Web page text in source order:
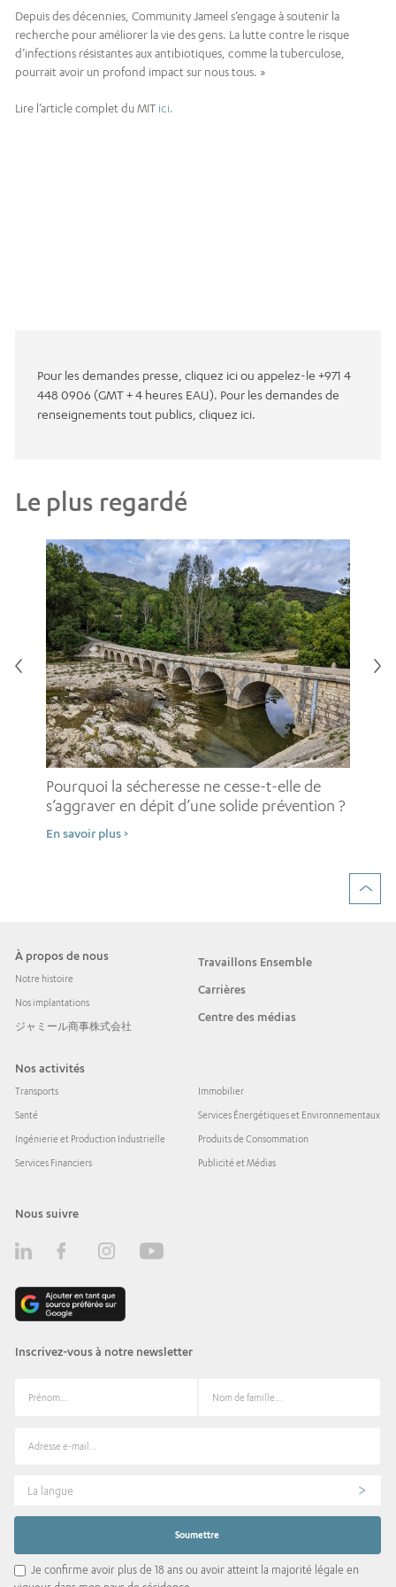
Depuis des décennies, Community Jameel s’engage à soutenir la
recherche pour améliorer la vie des gens. La lutte contre le risque
d’infections résistantes aux antibiotiques, comme la tuberculose,
pourrait avoir un profond impact sur nous tous. »
Lire l’article complet du MIT ici.
Pour les demandes presse, cliquez ici ou appelez-le +971 4
448 0906 (GMT + 4 heures EAU). Pour les demandes de
renseignements tout publics, cliquez ici.
Le plus regardé
Pourquoi la sécheresse ne cesse-t-elle de
s’aggraver en dépit d’une solide prévention ?
En savoir plus >
À propos de nous
Notre histoire
Nos implantations
ジャミール商事株式会社
Travaillons Ensemble
Carrières
Centre des médias
Nos activités
Transports
Santé
Ingénierie et Production Industrielle
Services Financiers
Immobilier
Services Énergétiques et Environnementaux
Produits de Consommation
Publicité et Médias
Nous suivre
Inscrivez-vous à notre newsletter
La langue
Je confirme avoir plus de 18 ans ou avoir atteint la majorité légale en